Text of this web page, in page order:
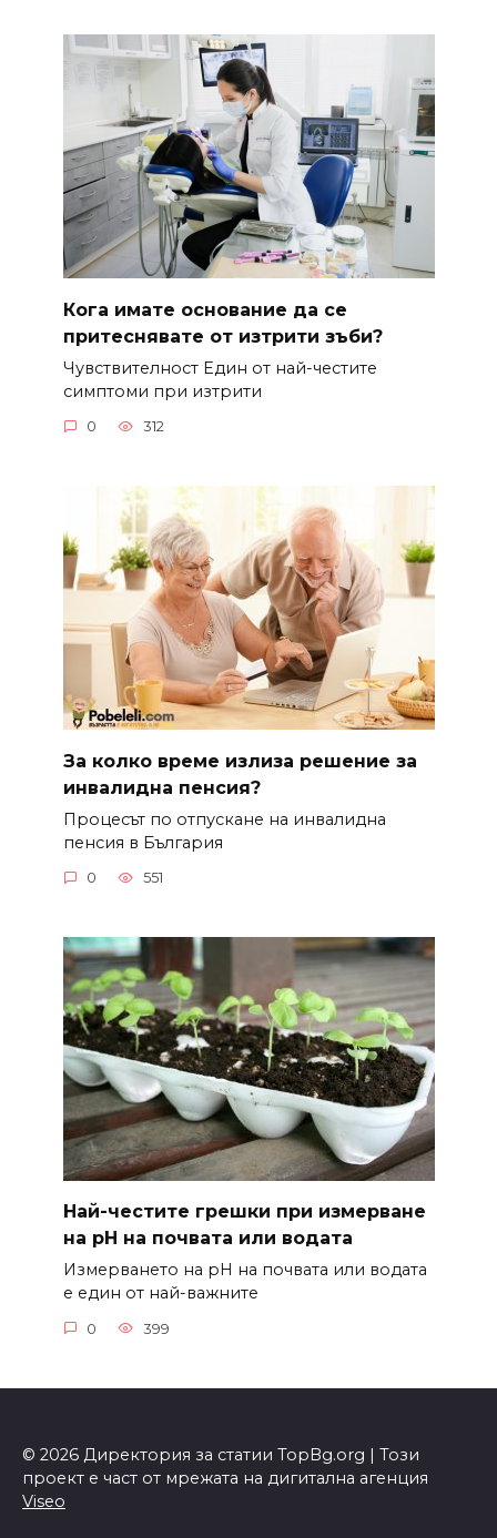
Кога имате основание да се
притеснявате от изтрити зъби?
Чувствителност Един от най-честите
симптоми при изтрити
0 312
За колко време излиза решение за
инвалидна пенсия?
Процесът по отпускане на инвалидна
пенсия в България
0 551
Най-честите грешки при измерване
на pH на почвата или водата
Измерването на pH на почвата или водата
е един от най-важните
0 399
© 2026 Директория за статии TopBg.org | Този
проект е част от мрежата на дигитална агенция
Viseo